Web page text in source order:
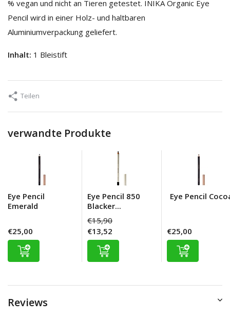
% vegan und nicht an Tieren getestet. INIKA Organic Eye
Pencil wird in einer Holz- und haltbaren
Aluminiumverpackung geliefert.
Inhalt: 1 Bleistift
Teilen
verwandte Produkte
Eye Pencil
Emerald
€25,00
Eye Pencil 850
Blacker...
€15,90
€13,52
Eye Pencil
€25,00
Reviews